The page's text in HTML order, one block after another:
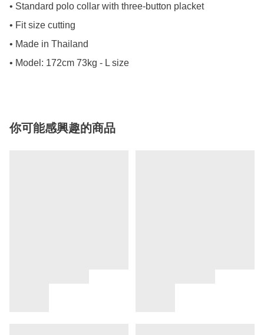
• Standard polo collar with three-button placket
• Fit size cutting
• Made in Thailand
• Model: 172cm 73kg - L size
你可能感興趣的商品